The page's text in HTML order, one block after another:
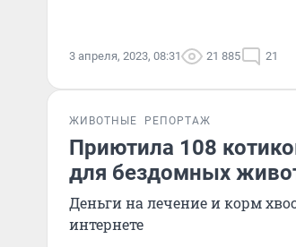
3 апреля, 2023, 08:31 21 885 21
ЖИВОТНЫЕ РЕПОРТАЖ
Приютила 108
для бездомных
Деньги на лечение и корм
интернете